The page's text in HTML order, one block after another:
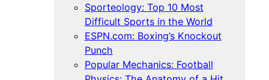
Sporteology: Top 10 Most
Difficult Sports in the World
ESPN.com: Boxing’s Knockout
Punch
Popular Mechanics: Football